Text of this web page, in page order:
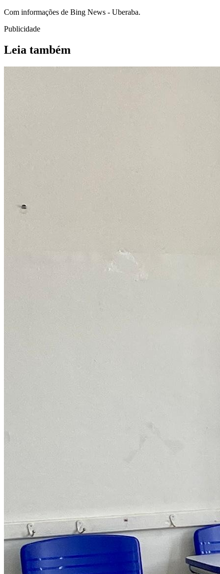
Com informações de Bing News - Uberaba.
Publicidade
Leia também